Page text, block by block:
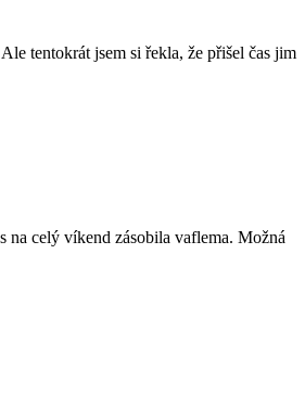
tentokrát jsem si řekla, že přišel čas jim
na celý víkend zásobila vaflema. Možná